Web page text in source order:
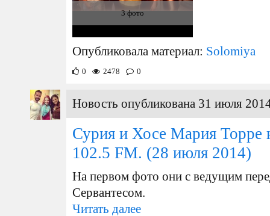
3 фото
Опубликовала материал: Solomiya
0 2478 0
Новость опубликована 31 июля
Сурия и Хосе Мария Торре
102.5 FM. (28 июля 2014)
На первом фото они с ведущим
Сервантесом.
Читать далее